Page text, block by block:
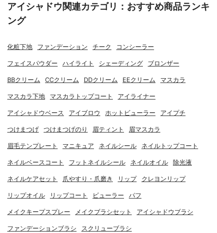
アイシャドウ関連カテゴリ：おすすめ商品ランキ
ング
化粧下地 ファンデーション チーク コンシーラー
フェイスパウダー ハイライト シェーディング ブロンザー
BBクリーム CCクリーム DDクリーム EEクリーム マスカラ
マスカラ下地 マスカラトップコート アイライナー
アイシャドウベース アイブロウ ホットビューラー アイプチ
つけまつげ つけまつげのり 眉ティント 眉マスカラ
眉毛テンプレート マニキュア ネイルシール ネイルトップコート
ネイルベースコート フットネイルシール ネイルオイル 除光液
ネイルケアセット 爪やすり・爪磨き リップ クレヨンリップ
リップオイル リップコート ビューラー パフ
メイクキープスプレー メイクブラシセット アイシャドウブラシ
ファンデーションブラシ スクリューブラシ